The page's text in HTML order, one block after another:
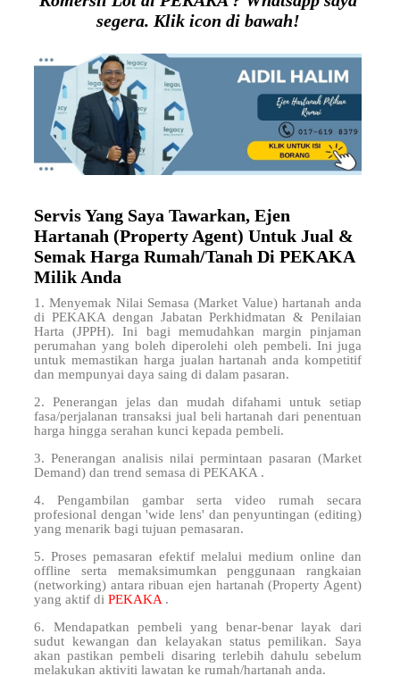
segera. Klik icon di bawah!
Servis Yang Saya Tawarkan, Ejen
Hartanah (Property Agent) Untuk Jual &
Semak Harga Rumah/Tanah Di PEKAKA
Milik Anda
1. Menyemak Nilai Semasa (Market Value) hartanah anda
di PEKAKA dengan Jabatan Perkhidmatan & Penilaian
Harta (JPPH). Ini bagi memudahkan margin pinjaman
perumahan yang boleh diperolehi oleh pembeli. Ini juga
untuk memastikan harga jualan hartanah anda kompetitif
dan mempunyai daya saing di dalam pasaran.
2. Penerangan jelas dan mudah difahami untuk setiap
fasa/perjalanan transaksi jual beli hartanah dari penentuan
harga hingga serahan kunci kepada pembeli.
3. Penerangan analisis nilai permintaan pasaran (Market
Demand) dan trend semasa di PEKAKA .
4. Pengambilan gambar serta video rumah secara
profesional dengan 'wide lens' dan penyuntingan (editing)
yang menarik bagi tujuan pemasaran.
5. Proses pemasaran efektif melalui medium online dan
offline serta memaksimumkan penggunaan rangkaian
(networking) antara ribuan ejen hartanah (Property Agent)
yang aktif diPEKAKA .
6. Mendapatkan pembeli yang benar-benar layak dari
sudut kewangan dan kelayakan status pemilikan. Saya
akan pastikan pembeli disaring terlebih dahulu sebelum
melakukan aktiviti lawatan ke rumah/hartanah anda.